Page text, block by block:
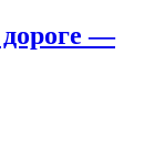
дороге —